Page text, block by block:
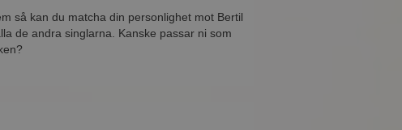
så kan du matcha din personlighet mot Bertil
de andra singlarna. Kanske passar ni som